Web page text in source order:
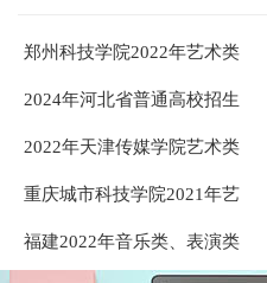
郑州科技学院2022年艺术类
询
2024年河北省普通高校招生
2022年天津传媒学院艺术类
重庆城市科技学院2021年艺
福建2022年音乐类、表演类
（服装表演、影视表演）专